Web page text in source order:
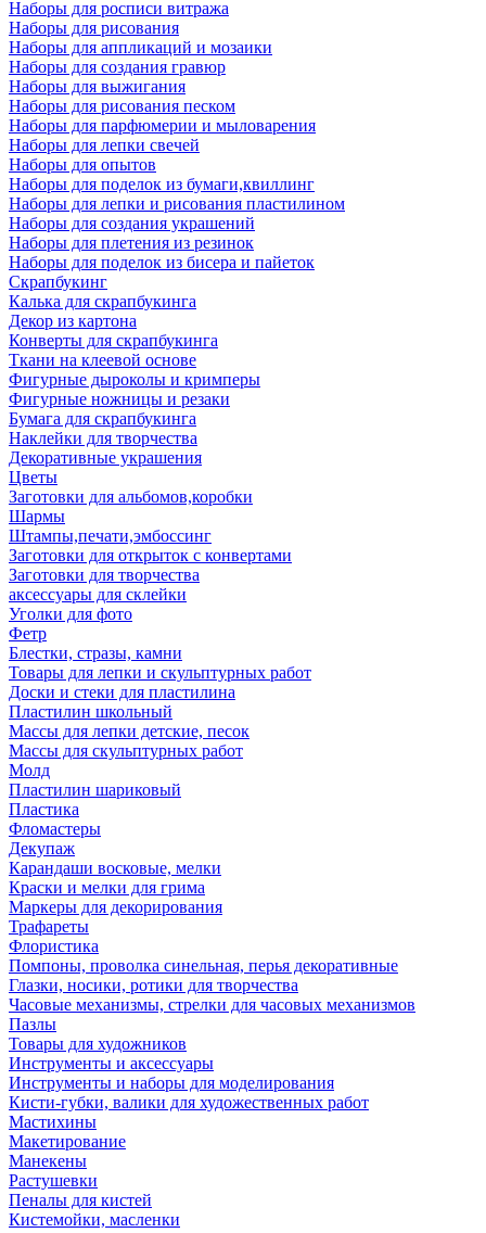
Наборы для росписи витража
Наборы для рисования
Наборы для аппликаций и мозаики
Наборы для создания гравюр
Наборы для выжигания
Наборы для рисования песком
Наборы для парфюмерии и мыловарения
Наборы для лепки свечей
Наборы для опытов
Наборы для поделок из бумаги,квиллинг
Наборы для лепки и рисования пластилином
Наборы для создания украшений
Наборы для плетения из резинок
Наборы для поделок из бисера и пайеток
Скрапбукинг
Калька для скрапбукинга
Декор из картона
Конверты для скрапбукинга
Ткани на клеевой основе
Фигурные дыроколы и кримперы
Фигурные ножницы и резаки
Бумага для скрапбукинга
Наклейки для творчества
Декоративные украшения
Цветы
Заготовки для альбомов,коробки
Шармы
Штампы,печати,эмбоссинг
Заготовки для открыток с конвертами
Заготовки для творчества
аксессуары для склейки
Уголки для фото
Фетр
Блестки, стразы, камни
Товары для лепки и скульптурных работ
Доски и стеки для пластилина
Пластилин школьный
Массы для лепки детские, песок
Массы для скульптурных работ
Молд
Пластилин шариковый
Пластика
Фломастеры
Декупаж
Карандаши восковые, мелки
Краски и мелки для грима
Маркеры для декорирования
Трафареты
Флористика
Помпоны, проволка синельная, перья декоративные
Глазки, носики, ротики для творчества
Часовые механизмы, стрелки для часовых механизмов
Пазлы
Товары для художников
Инструменты и аксессуары
Инструменты и наборы для моделирования
Кисти-губки, валики для художественных работ
Мастихины
Макетирование
Манекены
Растушевки
Пеналы для кистей
Кистемойки, масленки